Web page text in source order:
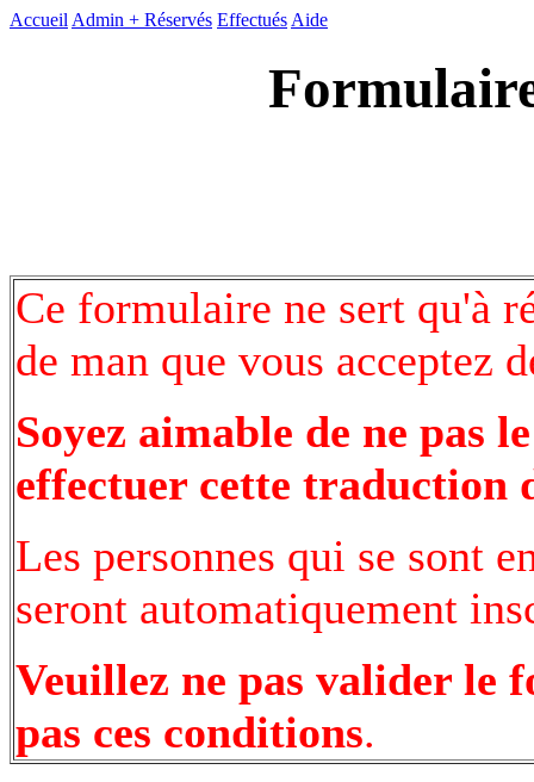
Accueil Admin + Réservés Effectués Aide
Ce formulaire ne sert qu'à
de man que vous acceptez
Soyez aimable de ne pas
effectuer cette traduction
Les personnes qui se sont
seront automatiquement
Veuillez ne pas valider le
pas ces conditions.